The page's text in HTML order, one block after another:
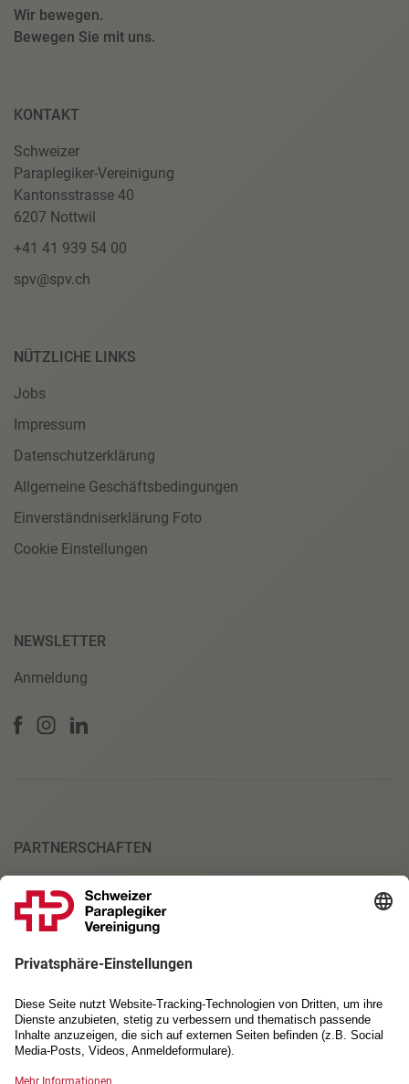
Wir bewegen.
Bewegen Sie mit uns.
KONTAKT
Schweizer
Paraplegiker-Vereinigung
Kantonsstrasse 40
6207 Nottwil
+41 41 939 54 00
spv@spv.ch
NÜTZLICHE LINKS
Jobs
Impressum
Datenschutzerklärung
Allgemeine Geschäftsbedingungen
Einverständniserklärung Foto
Cookie Einstellungen
NEWSLETTER
Anmeldung
PARTNERSCHAFTEN